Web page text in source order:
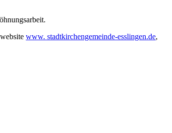
www. stadtkirchengemeinde-esslingen.de,